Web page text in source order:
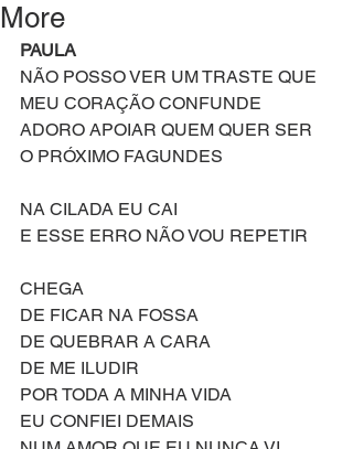
More
PAULA
NÃO POSSO VER UM TRASTE QUE
MEU CORAÇÃO CONFUNDE
ADORO APOIAR QUEM QUER SER
O PRÓXIMO FAGUNDES
NA CILADA EU CAI
E ESSE ERRO NÃO VOU REPETIR
CHEGA
DE FICAR NA FOSSA
DE QUEBRAR A CARA
DE ME ILUDIR
POR TODA A MINHA VIDA
EU CONFIEI DEMAIS